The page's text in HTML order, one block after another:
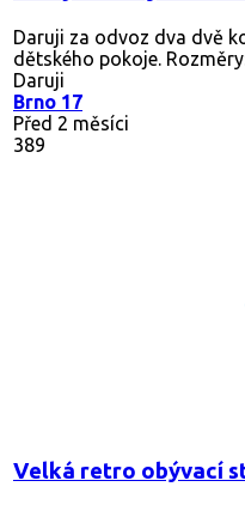
Daruji za odvoz dva dvě
dětského pokoje.
Daruji
Brno 17
Před 2 měsíci
389
Velká retro obývací